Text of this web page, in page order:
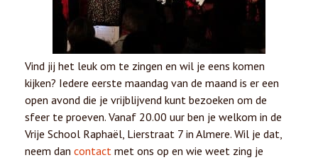
Vind jij het leuk om te zingen en wil je eens komen
kijken? Iedere eerste maandag van de maand is er een
open avond die je vrijblijvend kunt bezoeken om de
sfeer te proeven. Vanaf 20.00 uur ben je welkom in de
Vrije School Raphaël, Lierstraat 7 in Almere. Wil je dat,
neem dan contact met ons op en wie weet zing je